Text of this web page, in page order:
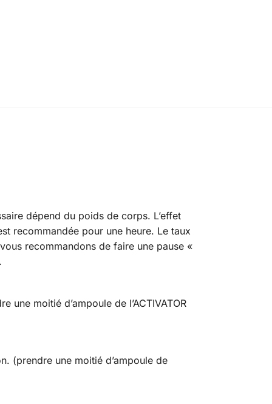
dépend du poids de corps. L’effet
recommandée pour une heure. Le taux
recommandons de faire une pause «
moitié d’ampoule de l’ACTIVATOR
(prendre une moitié d’ampoule de